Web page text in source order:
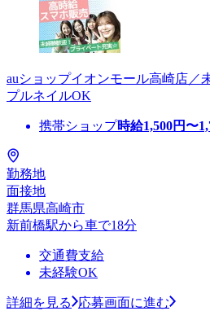
auショップイオンモール高崎店／
プルネイルOK
携帯ショップ時給1,500円〜
勤務地
面接地
群馬県高崎市
新前橋駅から車で18分
交通費支給
未経験OK
詳細を見る
応募画面に進む